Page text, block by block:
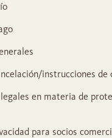
instrucciones de
en materia de
para socios